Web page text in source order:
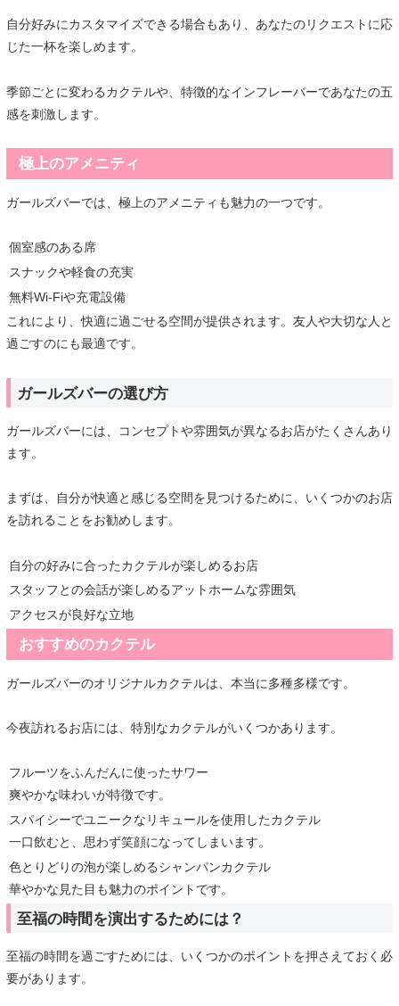
自分好みにカスタマイズできる場合もあり、あなたのリクエストに応
じた一杯を楽しめます。
季節ごとに変わるカクテルや、特徴的なインフレーバーであなたの五
感を刺激します。
極上のアメニティ
ガールズバーでは、極上のアメニティも魅力の一つです。
個室感のある席
スナックや軽食の充実
無料Wi-Fiや充電設備
これにより、快適に過ごせる空間が提供されます。友人や大切な人と
過ごすのにも最適です。
ガールズバーの選び方
ガールズバーには、コンセプトや雰囲気が異なるお店がたくさんあり
ます。
まずは、自分が快適と感じる空間を見つけるために、いくつかのお店
を訪れることをお勧めします。
自分の好みに合ったカクテルが楽しめるお店
スタッフとの会話が楽しめるアットホームな雰囲気
アクセスが良好な立地
おすすめのカクテル
ガールズバーのオリジナルカクテルは、本当に多種多様です。
今夜訪れるお店には、特別なカクテルがいくつかあります。
フルーツをふんだんに使ったサワー
爽やかな味わいが特徴です。
スパイシーでユニークなリキュールを使用したカクテル
一口飲むと、思わず笑顔になってしまいます。
色とりどりの泡が楽しめるシャンパンカクテル
華やかな見た目も魅力のポイントです。
至福の時間を演出するためには？
至福の時間を過ごすためには、いくつかのポイントを押さえておく必
要があります。